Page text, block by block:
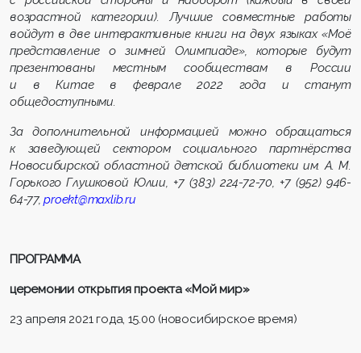
возрастной категории). Лучшие совместные работы
войдут в две интерактивные книги на двух языках «Моё
представление о зимней Олимпиаде», которые будут
презентованы местным сообществам в России
и в Китае в феврале 2022 года и станут
общедоступными.
За дополнительной информацией можно обращаться
к заведующей сектором социального партнёрства
Новосибирской областной детской библиотеки им. А. М.
Горького Глушковой Юлии, +7 (383) 224-72-70, +7 (952) 946-
64-77,proekt@maxlib.ru
ПРОГРАММА
церемонии открытия проекта «Мой мир»
23 апреля 2021 года, 15.00 (новосибирское время)